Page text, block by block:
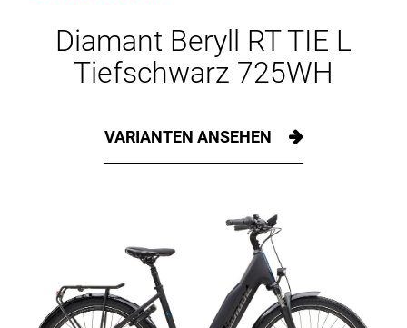
Diamant Beryll RT TIE L
Tiefschwarz 725WH
VARIANTEN ANSEHEN